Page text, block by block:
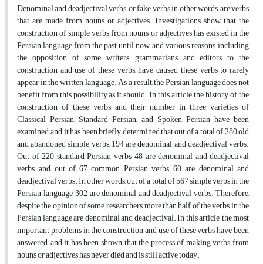
Denominal and deadjectival verbs, or fake verbs in other words, are verbs
that are made from nouns or adjectives. Investigations show that the
construction of simple verbs from nouns or adjectives has existed in the
Persian language from the past until now, and various reasons, including
the opposition of some writers, grammarians and editors to the
construction and use of these verbs, have caused these verbs to rarely
appear in the written language. As a result, the Persian language does not
benefit from this possibility as it should. In this article, the history of the
construction of these verbs and their number in three varieties of
Classical Persian, Standard Persian, and Spoken Persian have been
examined, and it has been briefly determined that out of a total of 280 old
and abandoned simple verbs, 194 are denominal and deadjectival verbs.
Out of 220 standard Persian verbs, 48 are denominal and deadjectival
verbs, and out of 67 common Persian verbs, 60 are denominal and
deadjectival verbs. In other words, out of a total of 567 simple verbs in the
Persian language, 302 are denominal and deadjectival verbs. Therefore,
despite the opinion of some researchers, more than half of the verbs in the
Persian language are denominal and deadjectival. In this article, the most
important problems in the construction and use of these verbs have been
answered, and it has been shown that the process of making verbs from
nouns or adjectives has never died and is still active today.